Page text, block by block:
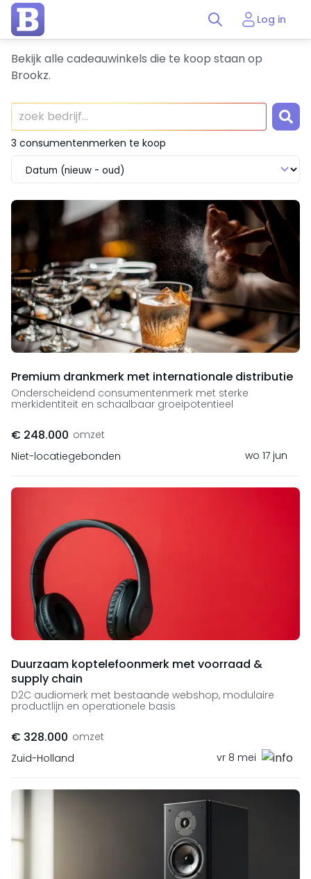
Log in
Bekijk alle cadeauwinkels die te koop staan op
Brookz.
3 consumentenmerken te koop
Premium drankmerk met internationale distributie
Onderscheidend consumentenmerk met sterke
merkidentiteit en schaalbaar groeipotentieel
€ 248.000 omzet
Niet-locatiegebonden
wo 17 jun
Duurzaam koptelefoonmerk met voorraad &
supply chain
D2C audiomerk met bestaande webshop, modulaire
productlijn en operationele basis
€ 328.000 omzet
Zuid-Holland
vr 8 mei